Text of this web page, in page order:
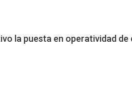
la puesta en operatividad de